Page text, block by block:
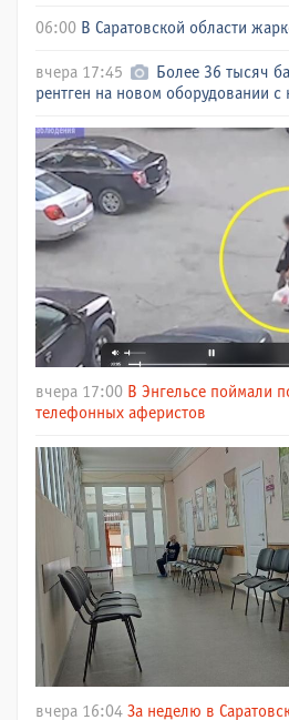
06:00 В Саратовской области
вчера 17:45
Более 36 тысяч
рентген на новом оборудовании с
вчера 17:00 В Энгельсе поймали
телефонных аферистов
вчера 16:04 За неделю в